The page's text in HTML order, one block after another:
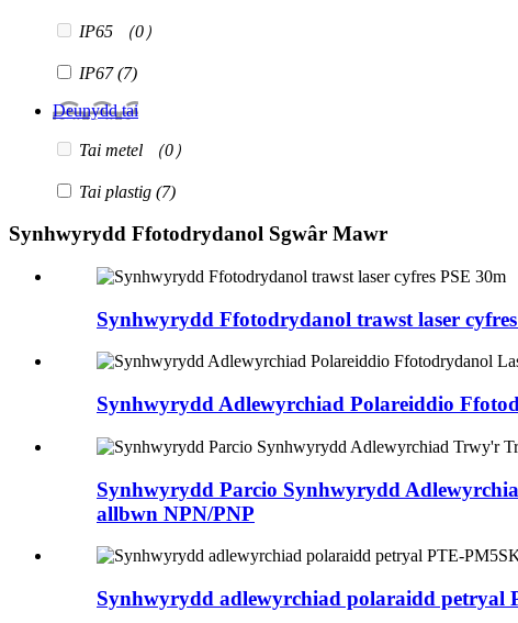
IP65 （0）
IP67 (7)
Deunydd tai
Tai metel （0）
Tai plastig (7)
Synhwyrydd Ffotodrydanol Sgwâr Mawr
Synhwyrydd Ffotodrydanol trawst laser
Synhwyrydd Adlewyrchiad Polareiddio
Synhwyrydd Parcio Synhwyrydd
allbwn NPN/PNP
Synhwyrydd adlewyrchiad polaraidd petryal